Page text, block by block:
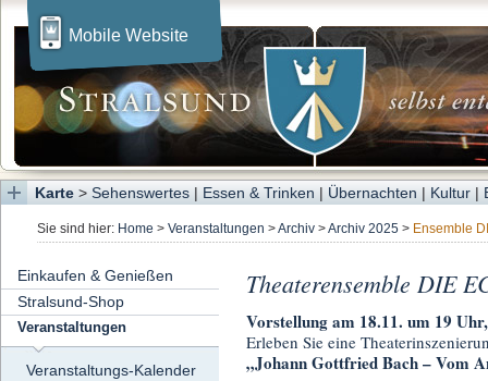
Mobile Website
Karte > Sehenswertes | Essen & Trinken | Übernachten | Kultur |
Sie sind hier: Home > Veranstaltungen >Archiv >Archiv 2025 > Ensemble
Einkaufen & Genießen
Stralsund-Shop
Veranstaltungen
Veranstaltungs-Kalender
Theaterensemble DIE
Vorstellung am 18.11. um 19
Erleben Sie eine
„Johann Gottfried Bach – Vom